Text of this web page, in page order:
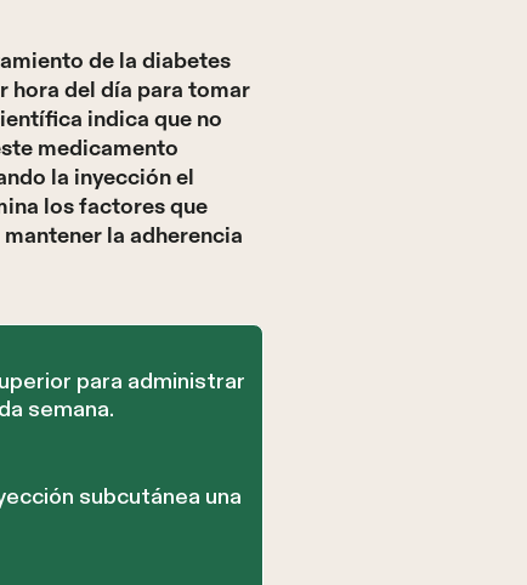
de la diabetes
hora del día para tomar
indica que no
medicamento
la inyección el
los factores que
la adherencia
para administrar
semana.
subcutánea una